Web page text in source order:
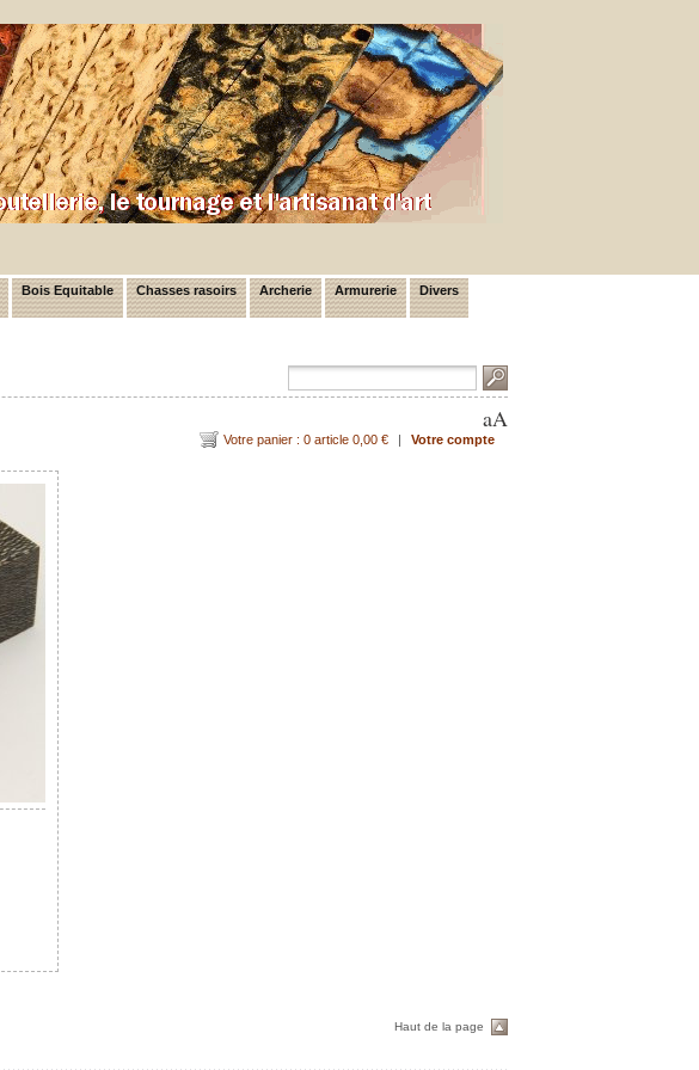
Bois Equitable Chasses rasoirs Archerie Armurerie Divers
aA
Votre panier : 0 article 0,00 € | Votre compte
Haut de la page